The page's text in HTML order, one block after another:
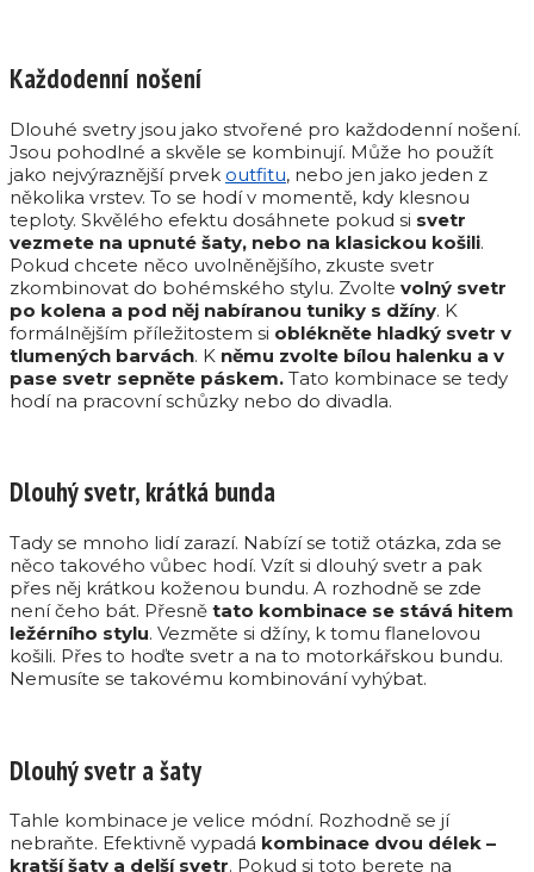
Každodenní nošení
Dlouhé svetry jsou jako stvořené pro každodenní nošení.
Jsou pohodlné a skvěle se kombinují. Může ho použít
jako nejvýraznější prvek outfitu, nebo jen jako jeden z
několika vrstev. To se hodí v momentě, kdy klesnou
teploty. Skvělého efektu dosáhnete pokud si svetr
vezmete na upnuté šaty, nebo na klasickou košili.
Pokud chcete něco uvolněnějšího, zkuste svetr
zkombinovat do bohémského stylu. Zvolte volný svetr
po kolena a pod něj nabíranou tuniky s džíny. K
formálnějším příležitostem si oblékněte hladký svetr v
tlumených barvách. K němu zvolte bílou halenku a v
pase svetr sepněte páskem. Tato kombinace se tedy
hodí na pracovní schůzky nebo do divadla.
Dlouhý svetr, krátká bunda
Tady se mnoho lidí zarazí. Nabízí se totiž otázka, zda se
něco takového vůbec hodí. Vzít si dlouhý svetr a pak
přes něj krátkou koženou bundu. A rozhodně se zde
není čeho bát. Přesně tato kombinace se stává hitem
ležérního stylu. Vezměte si džíny, k tomu flanelovou
košili. Přes to hoďte svetr a na to motorkářskou bundu.
Nemusíte se takovému kombinování vyhýbat.
Dlouhý svetr a šaty
Tahle kombinace je velice módní. Rozhodně se jí
nebraňte. Efektivně vypadá kombinace dvou délek –
kratší šaty a delší svetr. Pokud si toto berete na